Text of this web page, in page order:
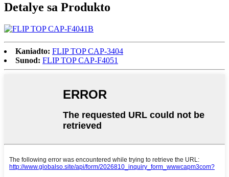
Detalye sa Produkto
Kaniadto: FLIP TOP CAP-3404
Sunod: FLIP TOP CAP-F4051